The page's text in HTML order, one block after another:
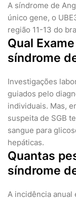
A síndrome de
único gene, o
região 11-13 do
Qual
síndrome
Investigações
guiados pelo
individuais. Mas,
suspeita de SGB
sangue para
hepáticas.
Quantas
síndrome
A incidência anual